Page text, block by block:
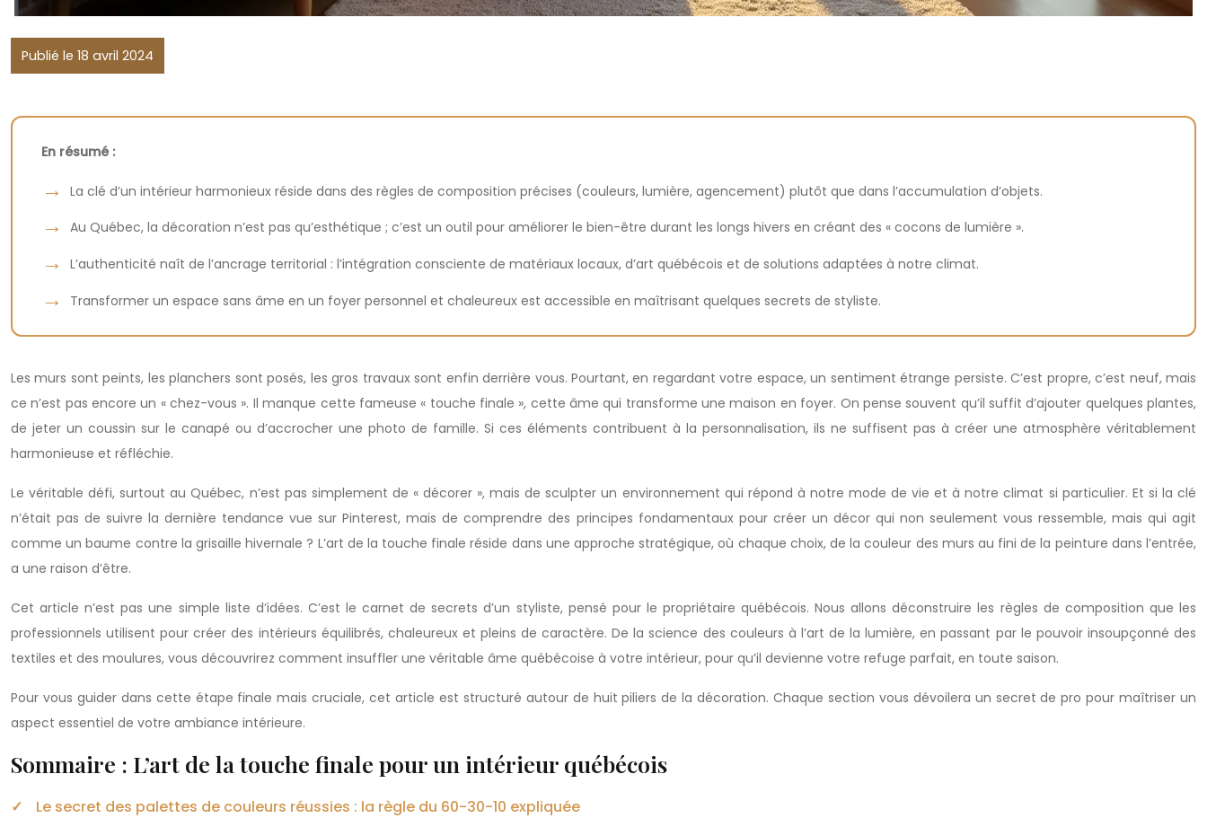
Publié le 18 avril 2024
En résumé :
La clé d’un intérieur harmonieux réside dans des règles de composition précises (couleurs, lumière, agencement) plutôt que dans l’accumulation d’objets.
Au Québec, la décoration n’est pas qu’esthétique ; c’est un outil pour améliorer le bien-être durant les longs hivers en créant des « cocons de lumière ».
L’authenticité naît de l’ancrage territorial : l’intégration consciente de matériaux locaux, d’art québécois et de solutions adaptées à notre climat.
Transformer un espace sans âme en un foyer personnel et chaleureux est accessible en maîtrisant quelques secrets de styliste.
Les murs sont peints, les planchers sont posés, les gros travaux sont enfin derrière vous. Pourtant, en regardant votre espace, un sentiment étrange persiste. C’est propre, c’est neuf, mais
ce n’est pas encore un « chez-vous ». Il manque cette fameuse « touche finale », cette âme qui transforme une maison en foyer. On pense souvent qu’il suffit d’ajouter quelques plantes,
de jeter un coussin sur le canapé ou d’accrocher une photo de famille. Si ces éléments contribuent à la personnalisation, ils ne suffisent pas à créer une atmosphère véritablement
harmonieuse et réfléchie.
Le véritable défi, surtout au Québec, n’est pas simplement de « décorer », mais de sculpter un environnement qui répond à notre mode de vie et à notre climat si particulier. Et si la clé
n’était pas de suivre la dernière tendance vue sur Pinterest, mais de comprendre des principes fondamentaux pour créer un décor qui non seulement vous ressemble, mais qui agit
comme un baume contre la grisaille hivernale ? L’art de la touche finale réside dans une approche stratégique, où chaque choix, de la couleur des murs au fini de la peinture dans l’entrée,
a une raison d’être.
Cet article n’est pas une simple liste d’idées. C’est le carnet de secrets d’un styliste, pensé pour le propriétaire québécois. Nous allons déconstruire les règles de composition que les
professionnels utilisent pour créer des intérieurs équilibrés, chaleureux et pleins de caractère. De la science des couleurs à l’art de la lumière, en passant par le pouvoir insoupçonné des
textiles et des moulures, vous découvrirez comment insuffler une véritable âme québécoise à votre intérieur, pour qu’il devienne votre refuge parfait, en toute saison.
Pour vous guider dans cette étape finale mais cruciale, cet article est structuré autour de huit piliers de la décoration. Chaque section vous dévoilera un secret de pro pour maîtriser un
aspect essentiel de votre ambiance intérieure.
Sommaire : L’art de la touche finale pour un intérieur québécois
Le secret des palettes de couleurs réussies : la règle du 60-30-10 expliquée